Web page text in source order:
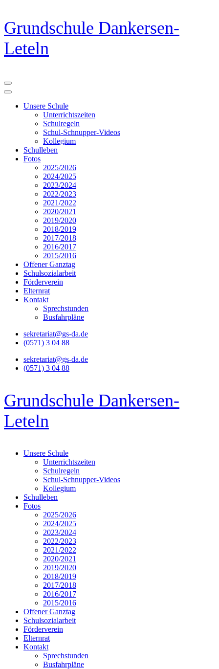
Zum
Inhalt
springen
(Eingabetaste
drücken)
Grundschule Dankersen-
Leteln
Unsere Schule
Unterrichtszeiten
Schulregeln
Schul-Schnupper-Videos
Kollegium
Schulleben
Fotos
2025/2026
2024/2025
2023/2024
2022/2023
2021/2022
2020/2021
2019/2020
2018/2019
2017/2018
2016/2017
2015/2016
Offener Ganztag
Schulsozialarbeit
Förderverein
Elternrat
Kontakt
Sprechstunden
Busfahrpläne
sekretariat@gs-da.de
(0571) 3 04 88
sekretariat@gs-da.de
(0571) 3 04 88
Grundschule Dankersen-
Leteln
Unsere Schule
Unterrichtszeiten
Schulregeln
Schul-Schnupper-Videos
Kollegium
Schulleben
Fotos
2025/2026
2024/2025
2023/2024
2022/2023
2021/2022
2020/2021
2019/2020
2018/2019
2017/2018
2016/2017
2015/2016
Offener Ganztag
Schulsozialarbeit
Förderverein
Elternrat
Kontakt
Sprechstunden
Busfahrpläne